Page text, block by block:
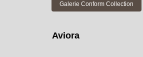
Galerie Conform Collection
Aviora